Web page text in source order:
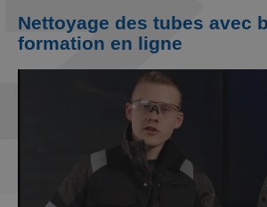
Nettoyage des tubes avec
formation en ligne